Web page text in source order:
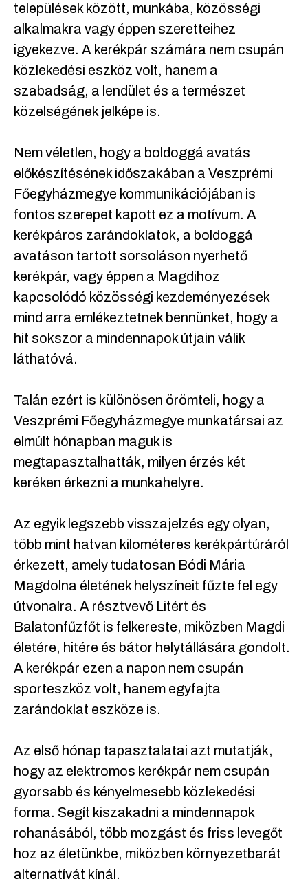
települések között, munkába, közösségi
alkalmakra vagy éppen szeretteihez
igyekezve. A kerékpár számára nem csupán
közlekedési eszköz volt, hanem a
szabadság, a lendület és a természet
közelségének jelképe is.
Nem véletlen, hogy a boldoggá avatás
előkészítésének időszakában a Veszprémi
Főegyházmegye kommunikációjában is
fontos szerepet kapott ez a motívum. A
kerékpáros zarándoklatok, a boldoggá
avatáson tartott sorsoláson nyerhető
kerékpár, vagy éppen a Magdihoz
kapcsolódó közösségi kezdeményezések
mind arra emlékeztetnek bennünket, hogy a
hit sokszor a mindennapok útjain válik
láthatóvá.
Talán ezért is különösen örömteli, hogy a
Veszprémi Főegyházmegye munkatársai az
elmúlt hónapban maguk is
megtapasztalhatták, milyen érzés két
keréken érkezni a munkahelyre.
Az egyik legszebb visszajelzés egy olyan,
több mint hatvan kilométeres kerékpártúráról
érkezett, amely tudatosan Bódi Mária
Magdolna életének helyszíneit fűzte fel egy
útvonalra. A résztvevő Litért és
Balatonfűzfőt is felkereste, miközben Magdi
életére, hitére és bátor helytállására gondolt.
A kerékpár ezen a napon nem csupán
sporteszköz volt, hanem egyfajta
zarándoklat eszköze is.
Az első hónap tapasztalatai azt mutatják,
hogy az elektromos kerékpár nem csupán
gyorsabb és kényelmesebb közlekedési
forma. Segít kiszakadni a mindennapok
rohanásából, több mozgást és friss levegőt
hoz az életünkbe, miközben környezetbarát
alternatívát kínál.